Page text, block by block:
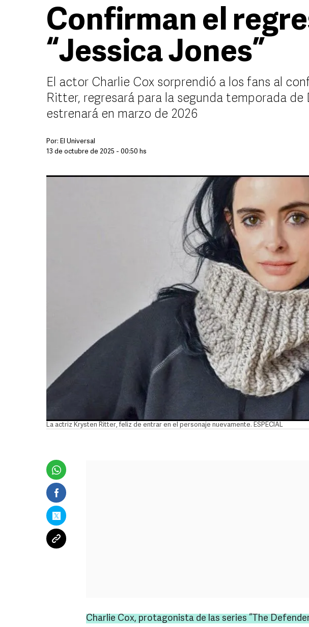
Confirman el
“Jessica Jones”
El actor Charlie Cox sorprendió a los fans al
Ritter, regresará para la segunda temporada de
estrenará en marzo de 2026
Por: El Universal
13 de octubre de 2025 - 00:50 hs
La actriz Krysten Ritter, feliz de entrar en el personaje nuevamente. ESPECIAL
Charlie Cox, protagonista de las series “ The